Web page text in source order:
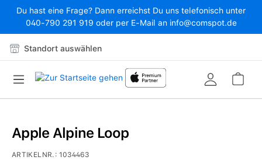
Zum Hauptinhalt springen
Du hast eine Frage? Dann erreichst Du uns telefonisch unter
040-790 291 919 oder per E-Mail an info@comspot.de
Standort auswählen
Apple Alpine Loop
ARTIKELNR.:1034463